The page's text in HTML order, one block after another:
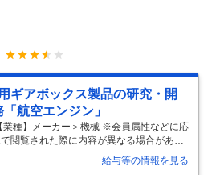
び試験工程の業務をお任せします。 入社
事いただきますが、将来的には組立・配
ギアボックス製品の研究・開
航空エンジン」
業種】メーカー＞機械 ※会員属性などに応
閲覧された際に内容が異なる場合があり
品（下記参照）に関わる研究・開発・量産
な業務に関わって頂きます。 ～具体的に
給与等の情報を見る